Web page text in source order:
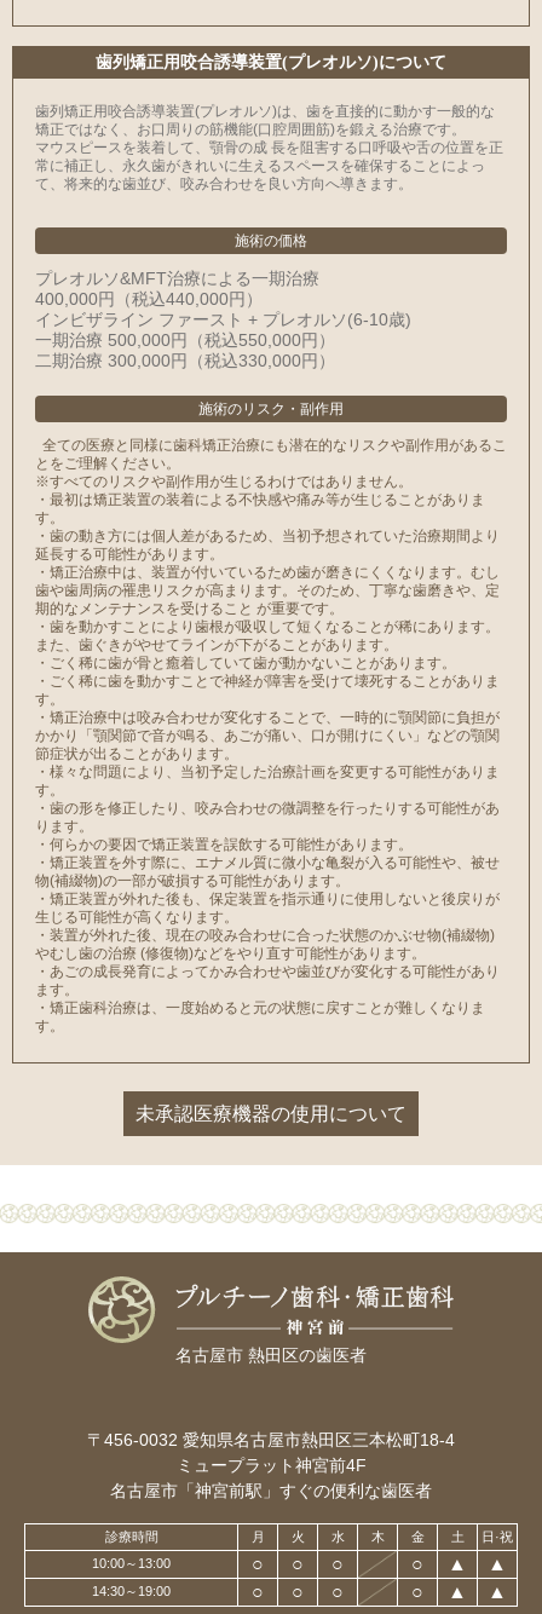
⻭列矯正用咬合誘導装置(プレオルソ)について
歯列矯正用咬合誘導装置(プレオルソ)は、歯を直接的に動かす一般的な
矯正ではなく、お口周りの筋機能(口腔周囲筋)を鍛える治療です。
マウスピースを装着して、顎骨の成 長を阻害する口呼吸や舌の位置を正
常に補正し、永久歯がきれいに生えるスペースを確保することによっ
て、将来的な歯並び、咬み合わせを良い方向へ導きます。
施術の価格
プレオルソ&MFT治療による一期治療
400,000円（税込440,000円）
インビザライン ファースト + プレオルソ(6-10歳)
一期治療 500,000円（税込550,000円）
二期治療 300,000円（税込330,000円）
施術のリスク ・ 副作用
全ての医療と同様に⻭科矯正治療にも潜在的なリスクや副作用があるこ
とをご理解ください。
※すべてのリスクや副作用が生じるわけではありません。
・最初は矯正装置の装着による不快感や痛み等が生じることがありま
す。
・⻭の動き方には個人差があるため、当初予想されていた治療期間より
延⻑する可能性があります。
・矯正治療中は、装置が付いているため⻭が磨きにくくなります。むし
⻭や⻭周病の罹患リスクが高まります。そのため、丁寧な⻭磨きや、定
期的なメンテナンスを受けること が重要です。
・⻭を動かすことにより⻭根が吸収して短くなることが稀にあります。
また、⻭ぐきがやせてラインが下がることがあります。
・ごく稀に⻭が骨と癒着していて⻭が動かないことがあります。
・ごく稀に⻭を動かすことで神経が障害を受けて壊死することがありま
す。
・矯正治療中は咬み合わせが変化することで、一時的に顎関節に負担が
かかり「顎関節で音が鳴る、あごが痛い、口が開けにくい」などの顎関
節症状が出ることがあります。
・様々な問題により、当初予定した治療計画を変更する可能性がありま
す。
・⻭の形を修正したり、咬み合わせの微調整を行ったりする可能性があ
ります。
・何らかの要因で矯正装置を誤飲する可能性があります。
・矯正装置を外す際に、エナメル質に微小な⻲裂が入る可能性や、被せ
物(補綴物)の一部が破損する可能性があります。
・矯正装置が外れた後も、保定装置を指示通りに使用しないと後戻りが
生じる可能性が高くなります。
・装置が外れた後、現在の咬み合わせに合った状態のかぶせ物(補綴物)
やむし⻭の治療 (修復物)などをやり直す可能性があります。
・あごの成⻑発育によってかみ合わせや⻭並びが変化する可能性があり
ます。
・矯正⻭科治療は、一度始めると元の状態に戻すことが難しくなりま
す。
未承認医療機器の使用について
名古屋市 熱田区の歯医者
〒456-0032 愛知県名古屋市熱田区三本松町18-4
ミュープラット神宮前4F
名古屋市「神宮前駅」すぐの便利な歯医者
診療時間 月 火 水 木 金 土
日·祝
10:00～13:00
○ ○ ○ ○ ▲ ▲
14:30～19:00 ○ ○ ○ ○ ▲ ▲